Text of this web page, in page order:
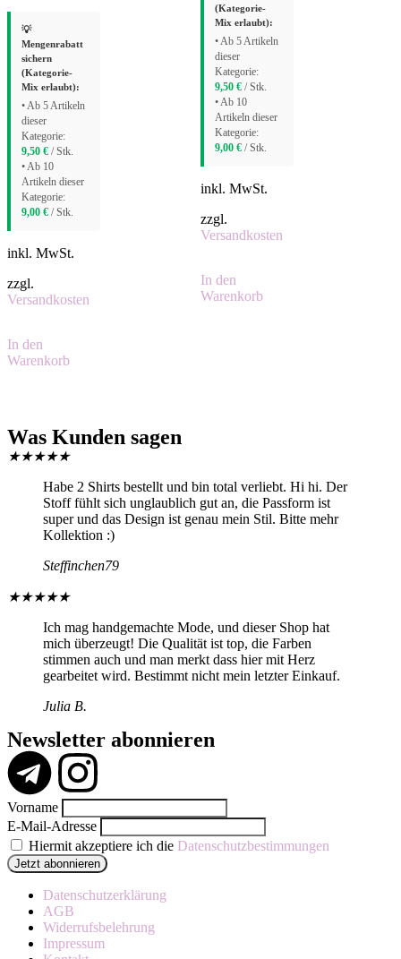
💡
Mengenrabatt
sichern
(Kategorie-
Mix erlaubt):
• Ab 5 Artikeln
dieser
Kategorie:
9,50 € / Stk.
• Ab 10
Artikeln dieser
Kategorie:
9,00 € / Stk.
inkl. MwSt.
zzgl.
Versandkosten
In den
Warenkorb
(Kategorie-
Mix erlaubt):
• Ab 5 Artikeln
dieser
Kategorie:
9,50 € / Stk.
• Ab 10
Artikeln dieser
Kategorie:
9,00 € / Stk.
inkl. MwSt.
zzgl.
Versandkosten
In den
Warenkorb
Was Kunden sagen
★★★★★
Habe 2 Shirts bestellt und bin total verliebt. Hi hi. Der
Stoff fühlt sich unglaublich gut an, die Passform ist
super und das Design ist genau mein Stil. Bitte mehr
Kollektion :)
Steffinchen79
★★★★★
Ich mag handgemachte Mode, und dieser Shop hat
mich überzeugt! Die Qualität ist top, die Farben
stimmen auch und man merkt dass hier mit Herz
gearbeitet wird. Bestimmt nicht mein letzter Einkauf.
Julia B.
Newsletter abonnieren
Vorname
E-Mail-Adresse
Hiermit akzeptiere ich die Datenschutzbestimmungen
Datenschutzerklärung
AGB
Widerrufsbelehrung
Impressum